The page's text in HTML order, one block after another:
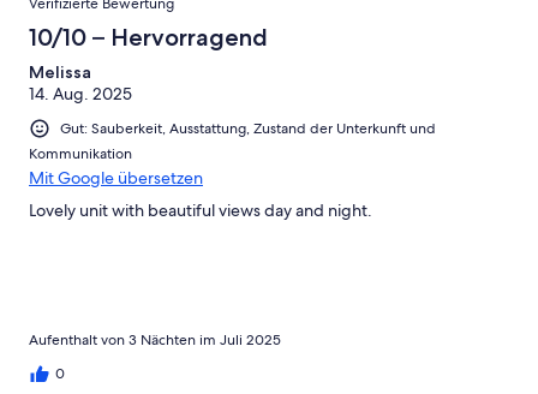
10/10 – Hervorragend
Melissa
14. Aug. 2025
Gut: Sauberkeit, Ausstattung, Zustand der Unterkunft und
Kommunikation
Mit Google übersetzen
Lovely unit with beautiful views day and night.
Aufenthalt von 3 Nächten im Juli 2025
0